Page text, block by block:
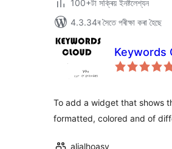
100+টা সক্ৰিয় ইনষ্টলেশ্যন
4.3.34ৰ সৈতে পৰীক্ষা কৰা হৈছে
Keywords
To add a widget that shows
formatted, colored and of
alialhoasy